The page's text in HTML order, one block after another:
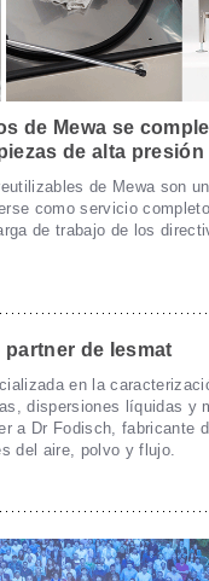
de Mewa se
de alta presión
de Mewa son
como servicio
de trabajo de los
de Iesmat
en la
dispersiones líquidas y
a Dr Fodisch, fabricante
del aire, polvo y flujo.